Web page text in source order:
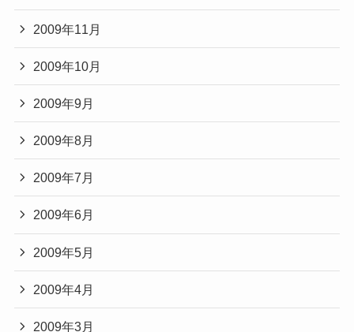
2009年11月
2009年10月
2009年9月
2009年8月
2009年7月
2009年6月
2009年5月
2009年4月
2009年3月